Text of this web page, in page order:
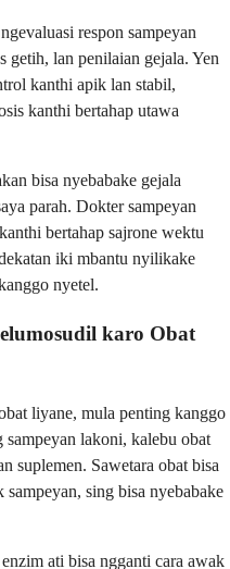
respon sampeyan
lan penilaian gejala. Yen
kanthi apik lan stabil,
kanthi bertahap utawa
bisa nyebabake gejala
parah. Dokter sampeyan
bertahap sajrone wektu
iki mbantu nyilikake
nyetel.
karo Obat
liyane, mula penting kanggo
sampeyan lakoni, kalebu obat
suplemen. Sawetara obat bisa
sing bisa nyebabake
ati bisa ngganti cara awak